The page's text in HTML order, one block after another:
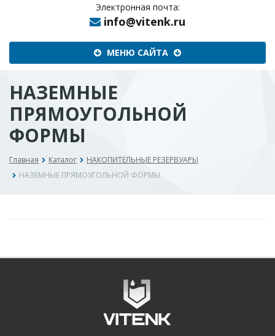
Электронная почта:
info@vitenk.ru
МЕНЮ САЙТА Меню
сайта
НАЗЕМНЫЕ
ПРЯМОУГОЛЬНОЙ
ФОРМЫ
Главная Каталог
НАКОПИТЕЛЬНЫЕ РЕЗЕРВУАРЫ
НАЗЕМНЫЕ ПРЯМОУГОЛЬНОЙ ФОРМЫ